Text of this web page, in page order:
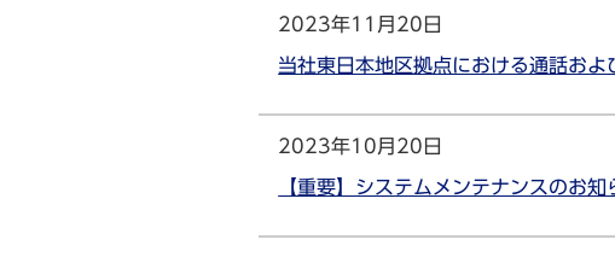
2023年11月20日
当社東日本地区拠点における通話お
2023年10月20日
【重要】システムメンテナンスのお